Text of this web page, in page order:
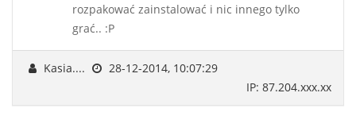
rozpakować zainstalować i nic innego tylko
grać.. :P
Kasia....
28-12-2014, 10:07:29
IP: 87.204.xxx.xx